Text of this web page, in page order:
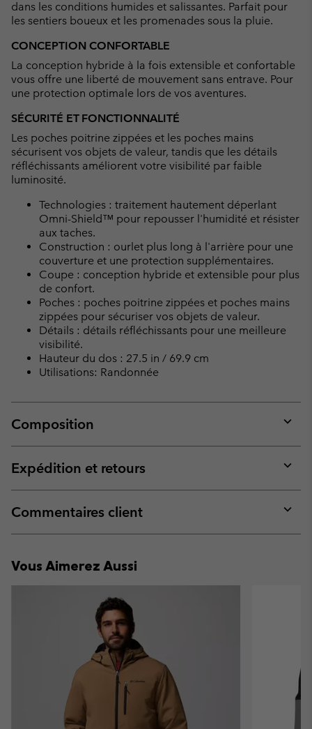
dans les conditions humides et salissantes. Parfait pour
les sentiers boueux et les promenades sous la pluie.
CONCEPTION CONFORTABLE
La conception hybride à la fois extensible et confortable
vous offre une liberté de mouvement sans entrave. Pour
une protection optimale lors de vos aventures.
SÉCURITÉ ET FONCTIONNALITÉ
Les poches poitrine zippées et les poches mains
sécurisent vos objets de valeur, tandis que les détails
réfléchissants améliorent votre visibilité par faible
luminosité.
Technologies : traitement hautement déperlant
Omni-Shield™ pour repousser l'humidité et résister
aux taches.
Construction : ourlet plus long à l'arrière pour une
couverture et une protection supplémentaires.
Coupe : conception hybride et extensible pour plus
de confort.
Poches : poches poitrine zippées et poches mains
zippées pour sécuriser vos objets de valeur.
Détails : détails réfléchissants pour une meilleure
visibilité.
Hauteur du dos : 27.5 in / 69.9 cm
Utilisations: Randonnée
Composition
or
Expédition et retours
or
Commentaires client
or
Vous Aimerez Aussi